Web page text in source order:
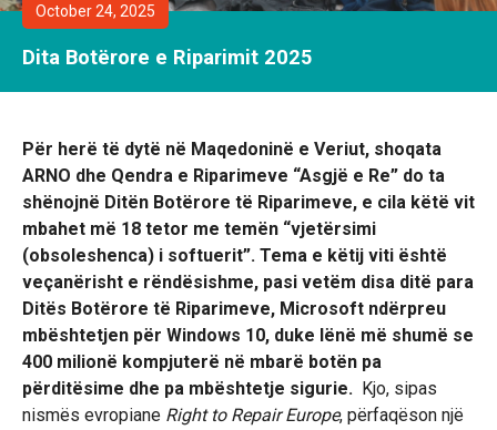
October 24, 2025
Dita Botërore e Riparimit 2025
Për herë të dytë në Maqedoninë e Veriut, shoqata
ARNO dhe Qendra e Riparimeve “Asgjë e Re” do ta
shënojnë Ditën Botërore të Riparimeve, e cila këtë vit
mbahet më 18 tetor me temën “vjetërsimi
(obsoleshenca) i softuerit”. Tema e këtij viti është
veçanërisht e rëndësishme, pasi vetëm disa ditë para
Ditës Botërore të Riparimeve, Microsoft ndërpreu
mbështetjen për Windows 10, duke lënë më shumë se
400 milionë kompjuterë në mbarë botën pa
përditësime dhe pa mbështetje sigurie. Kjo, sipas
nismës evropiane Right to Repair Europe, përfaqëson një